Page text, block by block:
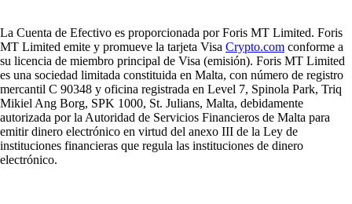
La Cuenta de Efectivo es proporcionada por Foris MT Limited. Foris
MT Limited emite y promueve la tarjeta Visa Crypto.com conforme a
su licencia de miembro principal de Visa (emisión). Foris MT Limited
es una sociedad limitada constituida en Malta, con número de registro
mercantil C 90348 y oficina registrada en Level 7, Spinola Park, Triq
Mikiel Ang Borg, SPK 1000, St. Julians, Malta, debidamente
autorizada por la Autoridad de Servicios Financieros de Malta para
emitir dinero electrónico en virtud del anexo III de la Ley de
instituciones financieras que regula las instituciones de dinero
electrónico.